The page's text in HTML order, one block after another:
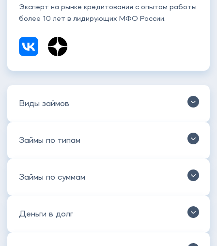
Эксперт на рынке кредитования с опытом работы
более 10 лет в лидирующих МФО России.
Виды займов
Займы по типам
Займы по суммам
Деньги в долг